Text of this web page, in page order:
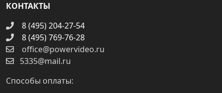
КОНТАКТЫ
8 (495) 204-27-54
8 (495) 769-76-28
office@powervideo.ru
5335@mail.ru
Способы оплаты: